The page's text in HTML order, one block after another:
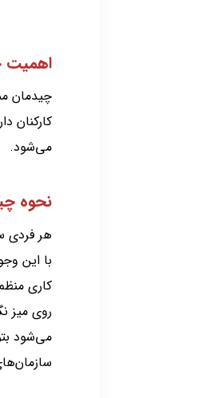
اهمیت
چیدمان
کارکنان
می‌شود.
نحوه
هر فردی
با این
کاری
روی میز
می‌شود